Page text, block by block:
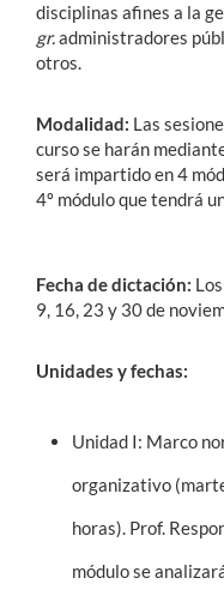
disciplinas afines a la
gr.administradores
otros.
Modalidad: Las
curso se harán
será impartido en 4
4º módulo que tendrá
Fecha de dictación:
9, 16, 23 y 30 de
Unidades y fechas:
Unidad I: Marco
organizativo
horas). Prof.
módulo se